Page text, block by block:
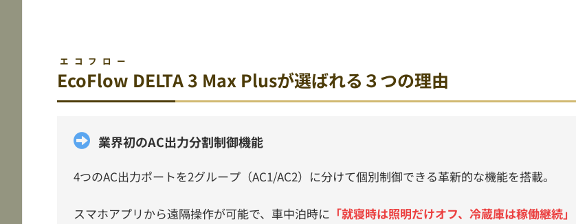
EcoFlow
エコフロー
DELTA 3 Max Plusが選ばれる３つの理由
業界初のAC出力分割制御機能
4つのAC出力ポートを2グループ（AC1/AC2）に分けて個別制御できる革新的な機能を搭載。
スマホアプリから遠隔操作が可能で、車中泊時に 「就寝時は照明だけオフ、冷蔵庫は稼働継続」